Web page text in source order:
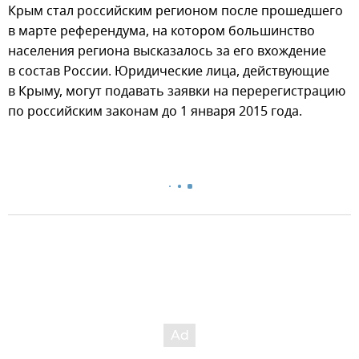
Крым стал российским регионом после прошедшего
в марте референдума, на котором большинство
населения региона высказалось за его вхождение
в состав России. Юридические лица, действующие
в Крыму, могут подавать заявки на перерегистрацию
по российским законам до 1 января 2015 года.